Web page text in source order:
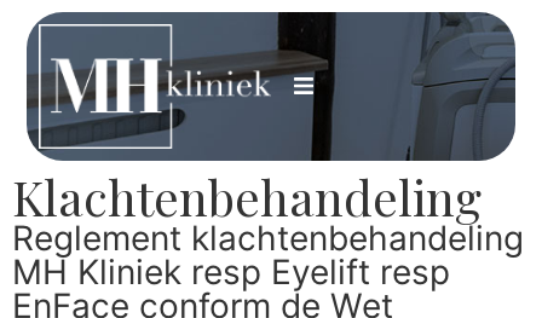
Klachtenbehandeling
Reglement klachtenbehandeling
MH Kliniek resp Eyelift resp
EnFace conform de Wet